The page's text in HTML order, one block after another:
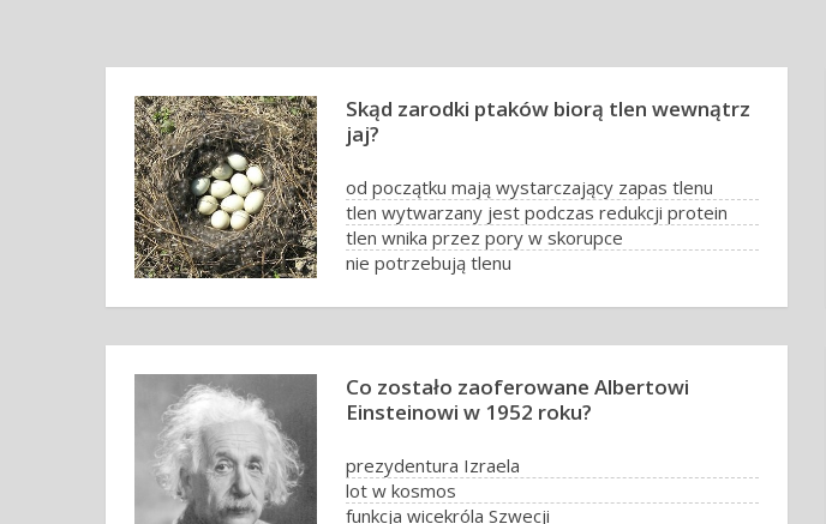
Skąd zarodki ptaków biorą tlen wewnątrz
jaj?
od początku mają wystarczający zapas tlenu
tlen wytwarzany jest podczas redukcji protein
tlen wnika przez pory w skorupce
nie potrzebują tlenu
Co zostało zaoferowane Albertowi
Einsteinowi w 1952 roku?
prezydentura Izraela
lot w kosmos
funkcja wicekróla Szwecji